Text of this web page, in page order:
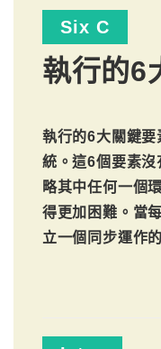
Six C
執行的6
執行的6大關鍵
統。這6個要素
略其中任何一個
得更加困難。當
立一個同步運作